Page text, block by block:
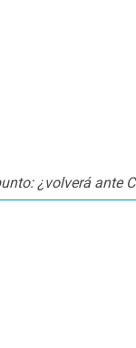
¿volverá ante